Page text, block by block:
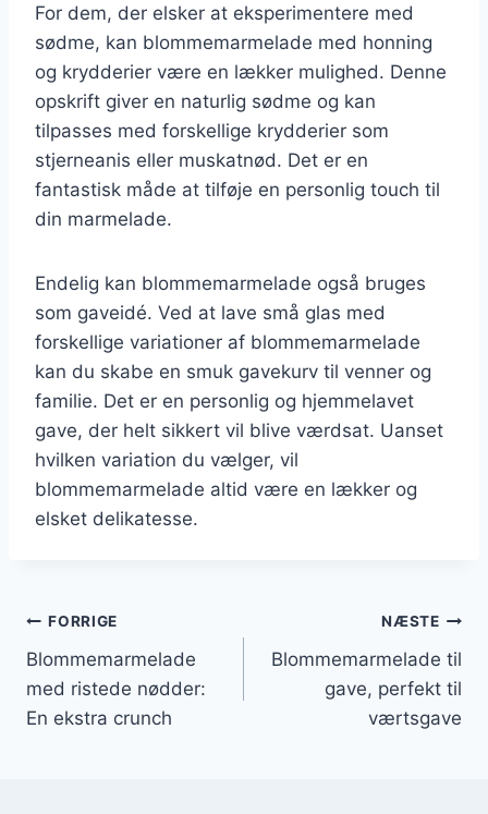
For dem, der elsker at eksperimentere med
sødme, kan blommemarmelade med honning
og krydderier være en lækker mulighed. Denne
opskrift giver en naturlig sødme og kan
tilpasses med forskellige krydderier som
stjerneanis eller muskatnød. Det er en
fantastisk måde at tilføje en personlig touch til
din marmelade.
Endelig kan blommemarmelade også bruges
som gaveidé. Ved at lave små glas med
forskellige variationer af blommemarmelade
kan du skabe en smuk gavekurv til venner og
familie. Det er en personlig og hjemmelavet
gave, der helt sikkert vil blive værdsat. Uanset
hvilken variation du vælger, vil
blommemarmelade altid være en lækker og
elsket delikatesse.
Indlægsnavigation
FORRIGE
Blommemarmelade
med ristede nødder:
En ekstra crunch
NÆSTE
Blommemarmelade til
gave, perfekt til
værtsgave